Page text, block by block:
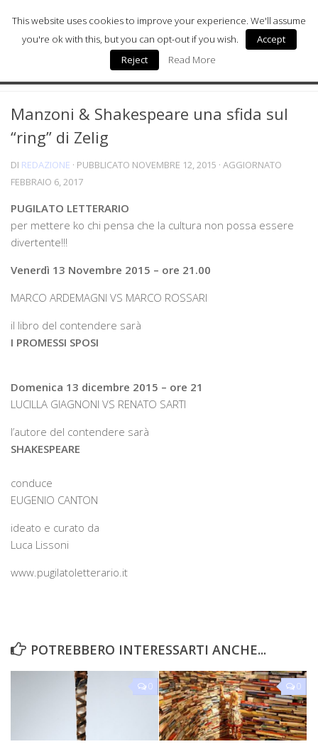
Milano Sostenibile
Milano Wellness
Milano Salute & Medicina
Milano Donna
Digital Health
Chi siamo
Manzoni & Shakespeare una sfida sul
“ring” di Zelig
DI REDAZIONE · PUBBLICATO NOVEMBRE 12, 2015 · AGGIORNATO
FEBBRAIO 6, 2017
PUGILATO LETTERARIO
per mettere ko chi pensa che la cultura non possa essere
divertente!!!
Venerdì 13 Novembre 2015 – ore 21.00
MARCO ARDEMAGNI VS MARCO ROSSARI
il libro del contendere sarà
I PROMESSI SPOSI
Domenica 13 dicembre 2015 – ore 21
LUCILLA GIAGNONI VS RENATO SARTI
l’autore del contendere sarà
SHAKESPEARE
conduce
EUGENIO CANTON
ideato e curato da
Luca Lissoni
www.pugilatoletterario.it
POTREBBERO INTERESSARTI ANCHE...
0 0
This website uses cookies to improve your experience. We'll assume
you're ok with this, but you can opt-out if you wish.
Accept
Reject
Read More